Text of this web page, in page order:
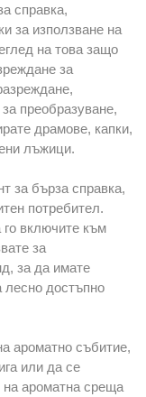
справка,
за използване на
на това защо
за
преобразуване,
драмове, капки,
лъжици.
за бърза справка,
потребител.
включите към
за
за да имате
достъпно
ароматно събитие,
или да се
на ароматна среща